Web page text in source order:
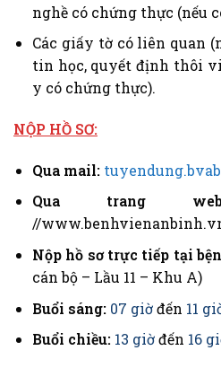
nghề có chứng thực (nếu
Các giấy tờ có liên quan
tin học, quyết định thôi
y có chứng thực).
NỘP HỒ SƠ:
Qua mail:
Qua trang
//
Nộp hồ sơ trực tiếp tại
cán bộ – Lầu 11 – Khu A)
Buổi sáng: 07 giờđến 11
Buổi chiều: 13 giờđến 16